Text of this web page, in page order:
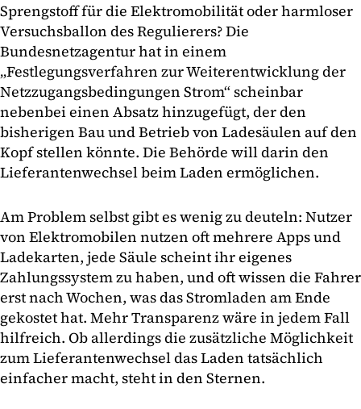
Sprengstoff für die Elektromobilität oder harmloser
Versuchsballon des Regulierers? Die
Bundesnetzagentur hat in einem
„Festlegungsverfahren zur Weiterentwicklung der
Netzzugangsbedingungen Strom“ scheinbar
nebenbei einen Absatz hinzugefügt, der den
bisherigen Bau und Betrieb von Ladesäulen auf den
Kopf stellen könnte. Die Behörde will darin den
Lieferantenwechsel beim Laden ermöglichen.
Am Problem selbst gibt es wenig zu deuteln: Nutzer
von Elektromobilen nutzen oft mehrere Apps und
Ladekarten, jede Säule scheint ihr eigenes
Zahlungssystem zu haben, und oft wissen die Fahrer
erst nach Wochen, was das Stromladen am Ende
gekostet hat. Mehr Transparenz wäre in jedem Fall
hilfreich. Ob allerdings die zusätzliche Möglichkeit
zum Lieferantenwechsel das Laden tatsächlich
einfacher macht, steht in den Sternen.